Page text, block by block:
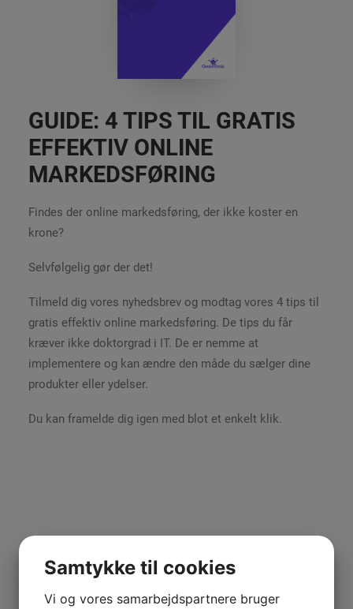
GUIDE: 4 TIPS TIL GRATIS
EFFEKTIV ONLINE
MARKEDSFØRING
Findes der online markedsføring, der ikke koster en
krone?
Selvfølgelig gør der det!
Tilmeld dig vores nyhedsbrev og modtag vores 4 tips til
gratis effektiv online markedsføring. De tips du får
kræver ikke doktorgrad i IT. De er nemme at
implementere og kan ændre den måde du sælger dine
produkter eller ydelser.
Du kan framelde dig igen med blot et enkelt klik.
Samtykke til cookies
Vi og vores samarbejdspartnere bruger